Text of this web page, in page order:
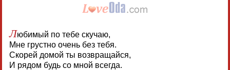
Любимый по тебе скучаю,
Мне грустно очень без тебя.
Скорей домой ты возвращайся,
И рядом будь со мной всегда.